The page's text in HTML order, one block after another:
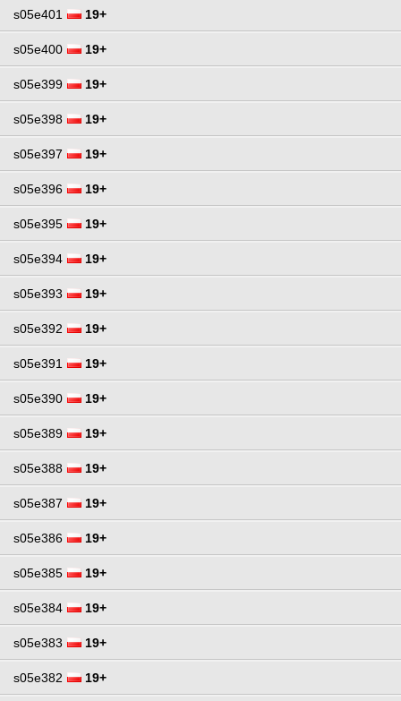
s05e401 19+
s05e400 19+
s05e399 19+
s05e398 19+
s05e397 19+
s05e396 19+
s05e395 19+
s05e394 19+
s05e393 19+
s05e392 19+
s05e391 19+
s05e390 19+
s05e389 19+
s05e388 19+
s05e387 19+
s05e386 19+
s05e385 19+
s05e384 19+
s05e383 19+
s05e382 19+